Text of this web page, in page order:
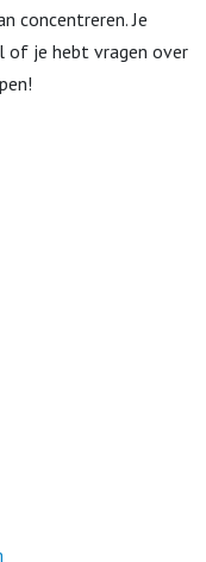
concentreren. Je
of je hebt vragen over